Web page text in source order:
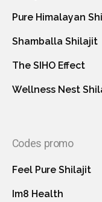
Pure Himalayan
Shamballa Shilajit
The SIHO Effect
Wellness Nest
Codes promo
Feel Pure Shilajit
Im8 Health